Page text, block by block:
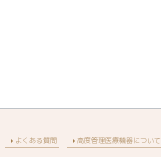
よくある質問 高度管理医療機器について